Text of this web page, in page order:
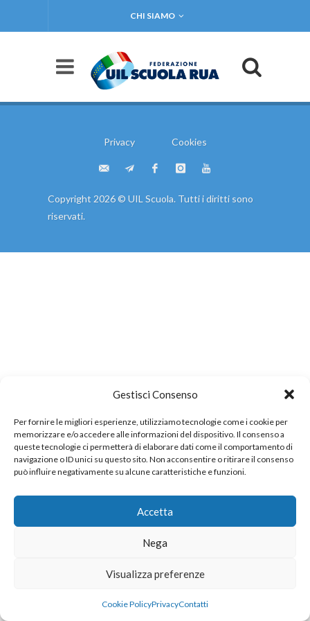
Gestisci Consenso
Per fornire le migliori esperienze, utilizziamo tecnologie come i cookie per
memorizzare e/o accedere alle informazioni del dispositivo. Il consenso a
queste tecnologie ci permetterà di elaborare dati come il comportamento di
navigazione o ID unici su questo sito. Non acconsentire o ritirare il consenso
può influire negativamente su alcune caratteristiche e funzioni.
Accetta
Nega
Visualizza preferenze
Cookie PolicyPrivacyContatti
CHI SIAMO
Privacy Cookies
Copyright 2026 © UIL Scuola. Tutti i diritti sono
riservati.